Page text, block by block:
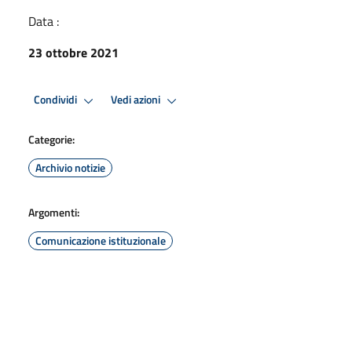
Data :
23 ottobre 2021
Condividi Vedi azioni
Categorie:
Archivio notizie
Argomenti:
Comunicazione istituzionale